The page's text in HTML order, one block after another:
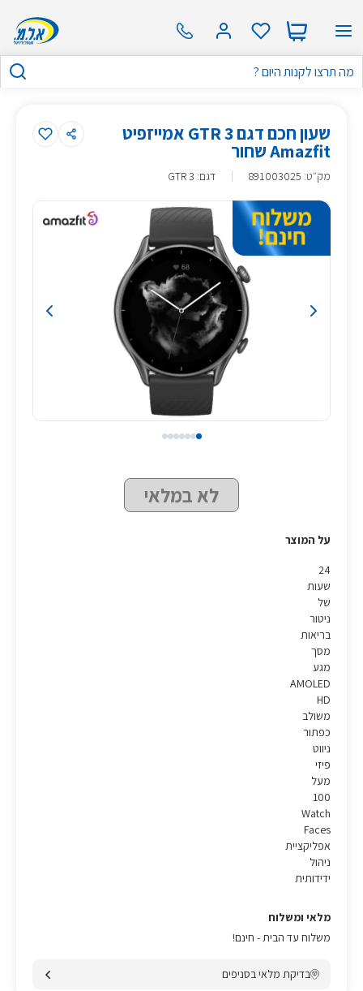
שעון חכם דגם GTR 3 אמייזפיט
Amazfit שחור
מק״ט:
891003025 דגם: GTR 3
לא במלאי
על המוצר
24
שעות
של
ניטור
בריאות
מסך
מגע
AMOLED
HD
משולב
כפתור
ניווט
פיזי
מעל
100
Watch
Faces
אפליקציית
ניהול
ידידותית
מלאי ומשלוח
משלוח עד הבית - חינם!
בדיקת מלאי בסניפים